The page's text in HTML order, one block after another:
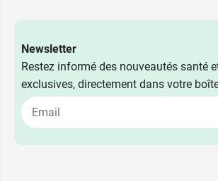
Newsletter
Restez informé des nouveautés santé
exclusives, directement dans votre